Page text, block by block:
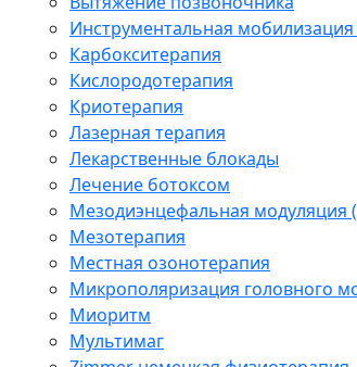
Инструментальная
Карбокситерапия
Кислородотерапия
Криотерапия
Лазерная терапия
Лекарственные блокады
Лечение ботоксом
Мезодиэнцефальная
Мезотерапия
Местная озонотерапия
Микрополяризация головного
Миоритм
Мультимаг